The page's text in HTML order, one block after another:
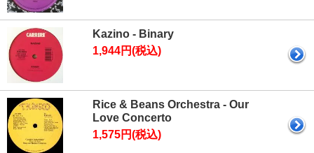
Kazino - Binary
1,944円(税込)
Rice & Beans Orchestra - Our
Love Concerto
1,575円(税込)